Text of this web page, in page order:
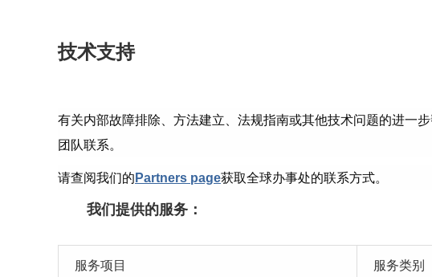
技术支持
有关内部故障排除、方法建立、法规指南或其他技术问题的进一
团队联系。
请查阅我们的 Partners page获取全球办事处的联系方式。
我们提供的服务：
服务项目 服务类别